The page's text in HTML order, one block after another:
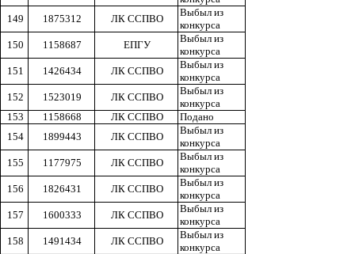
149
1875312 ЛК ССПВО
Выбыл из
конкурса
150
1158687 ЕПГУ
Выбыл из
конкурса
151
1426434 ЛК ССПВО
Выбыл из
конкурса
152
1523019 ЛК ССПВО
Выбыл из
конкурса
153
1158668 ЛК ССПВО
Подано
154
1899443 ЛК ССПВО
Выбыл из
конкурса
155
1177975 ЛК ССПВО
Выбыл из
конкурса
156
1826431 ЛК ССПВО
Выбыл из
конкурса
157
1600333 ЛК ССПВО
Выбыл из
конкурса
158
1491434 ЛК ССПВО
Выбыл из
конкурса